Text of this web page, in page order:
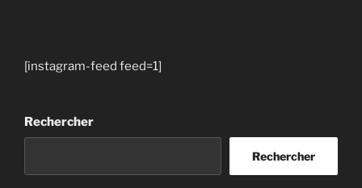
[instagram-feed feed=1]
Rechercher
Rechercher